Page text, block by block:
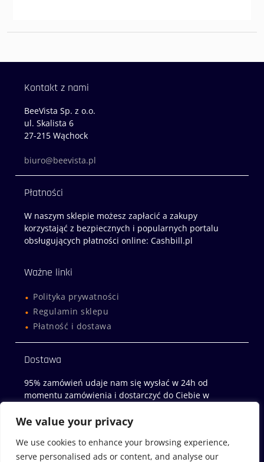
We value your privacy
We use cookies to enhance your browsing experience,
serve personalised ads or content, and analyse our
Kontakt z nami
BeeVista Sp. z o.o.
ul. Skalista 6
27-215 Wąchock
biuro@beevista.pl
Płatności
W naszym sklepie możesz zapłacić a zakupy
korzystająć z bezpiecznych i popularnych portalu
obsługujących płatności online: Cashbill.pl
Ważne linki
Polityka prywatności
Regulamin sklepu
Płatność i dostawa
Dostawa
95% zamówień udaje nam się wysłać w 24h od
momentu zamówienia i dostarczyć do Ciebie w
Sklep z miodami